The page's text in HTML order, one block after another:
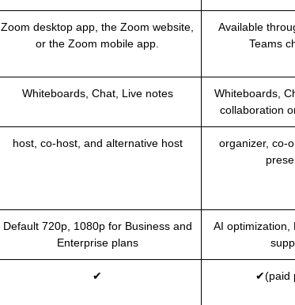
Zoom desktop app, the Zoom website,
or the Zoom mobile app.
Available
Teams
Whiteboards, Chat, Live notes
Whiteboards,
collaboration
host, co-host, and alternative host
organizer, co-
Default 720p, 1080p for Business and
Enterprise plans
AI optimization,
✔ ✔(paid